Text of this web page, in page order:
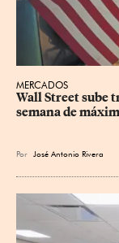
MERCADOS
Wall Street sube
semana de
Por José Antonio Rivera